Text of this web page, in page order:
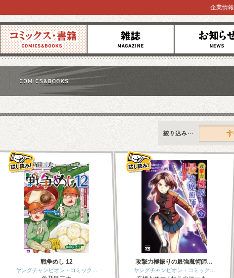
コミックス 雑誌 お知らせ
企業情報
新刊情報
すべて
戦争めし 12
ヤングチャンピオン・コミック…
攻撃力極振りの最強魔術師…
ヤングチャンピオン・コミック…